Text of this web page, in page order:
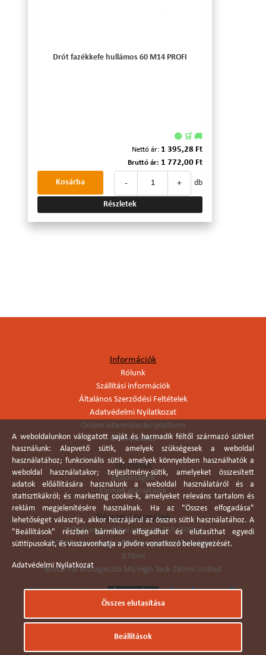
Drót fazékkefe hullámos 60 M14 PROFI
🟢 🛒 🚚
Nettó ár: 1 395,28 Ft
Bruttó ár: 1 772,00 Ft
- + db
Kosárba
Részletek
Információk
Rólunk
Szállítási információk
Általános Szerződési Feltételek
Adatvédelmi Nyilatkozat
Online vitarendezési platform
Online elállás
Termékek
Újdonságok
Kiemelt ajánlataink
Népszerű termékek
TYTAN vegyi dübel ragasztó EVI. 300ml
TYTAN vékonyágyas falazó ragasztó pisztolyhab
870ml
Brutál Fix erőragasztó MS High Tack 280ml United
A weboldalunkon válogatott saját és harmadik féltől származó sütiket
használunk: Alapvető sütik, amelyek szükségesek a weboldal
használatához; funkcionális sütik, amelyek könnyebben használhatók a
weboldal használatakor; teljesítmény-sütik, amelyeket összesített
adatok előállítására használunk a weboldal használatáról és a
statisztikákról; és marketing cookie-k, amelyeket releváns tartalom és
reklám megjelenítésére használnak. Ha az "Összes elfogadása"
lehetőséget választja, akkor hozzájárul az összes sütik használatához. A
"Beállítások" részben bármikor elfogadhat és elutasíthat egyedi
sütitípusokat, és visszavonhatja a jövőre vonatkozó beleegyezését.
Adatvédelmi Nyilatkozat
Összes elutasítása
Beállítások